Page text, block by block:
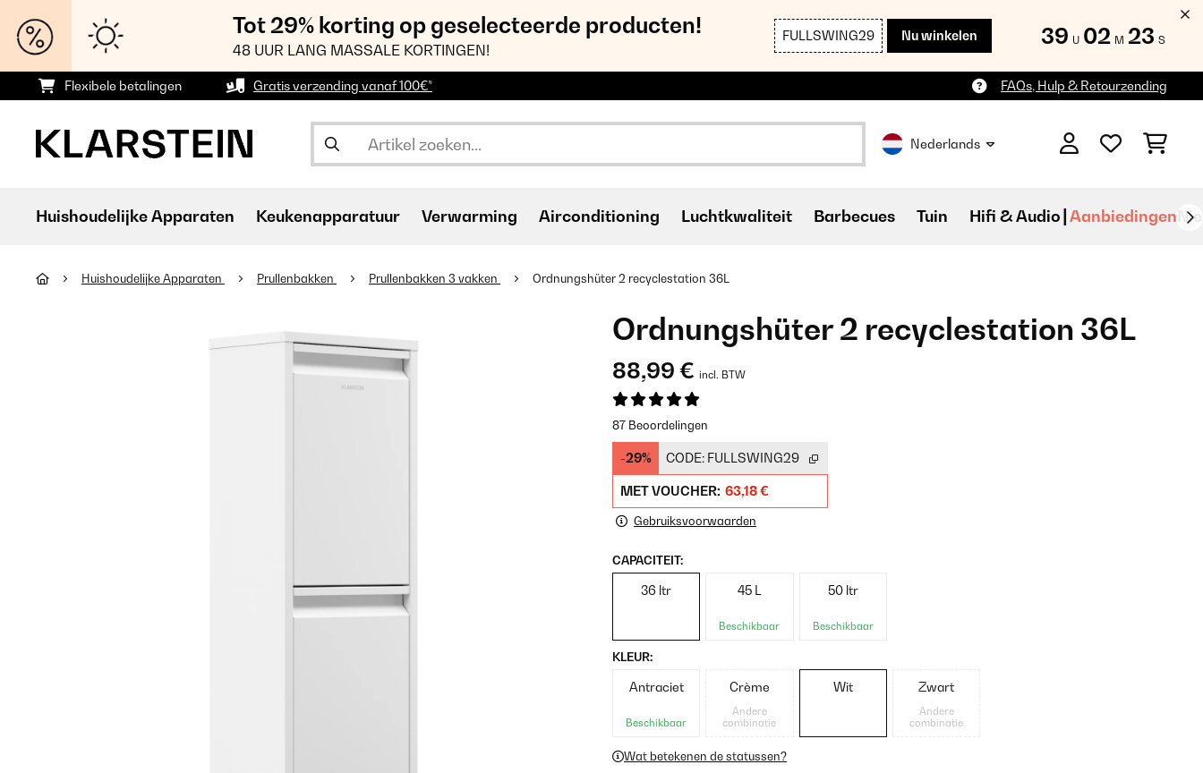
Tot 29% korting op geselecteerde producten!
48 UUR LANG MASSALE KORTINGEN!
FULLSWING29 Nu winkelen 39 U 02 M 22 S
Flexibele betalingen Gratis verzending vanaf 100€* FAQs, Hulp & Retourzending
Nederlands
Huishoudelijke Apparaten Keukenapparatuur Verwarming Airconditioning Luchtkwaliteit Barbecues Tuin Hifi & Audio Aanbiedingen
Huishoudelijke Apparaten Prullenbakken Prullenbakken 3 vakken Ordnungshüter 2 recyclestation 36L
Ordnungshüter 2 recyclestation 36L
88,99 € incl. BTW
87 Beoordelingen
-29% CODE: FULLSWING29
MET VOUCHER: 63,18 €
Gebruiksvoorwaarden
CAPACITEIT:
36 ltr 45 L
Beschikbaar
50 ltr
Beschikbaar
KLEUR:
Antraciet
Beschikbaar
Crème
Andere
combinatie
Wit Zwart
Andere
combinatie
Wat betekenen de statussen?